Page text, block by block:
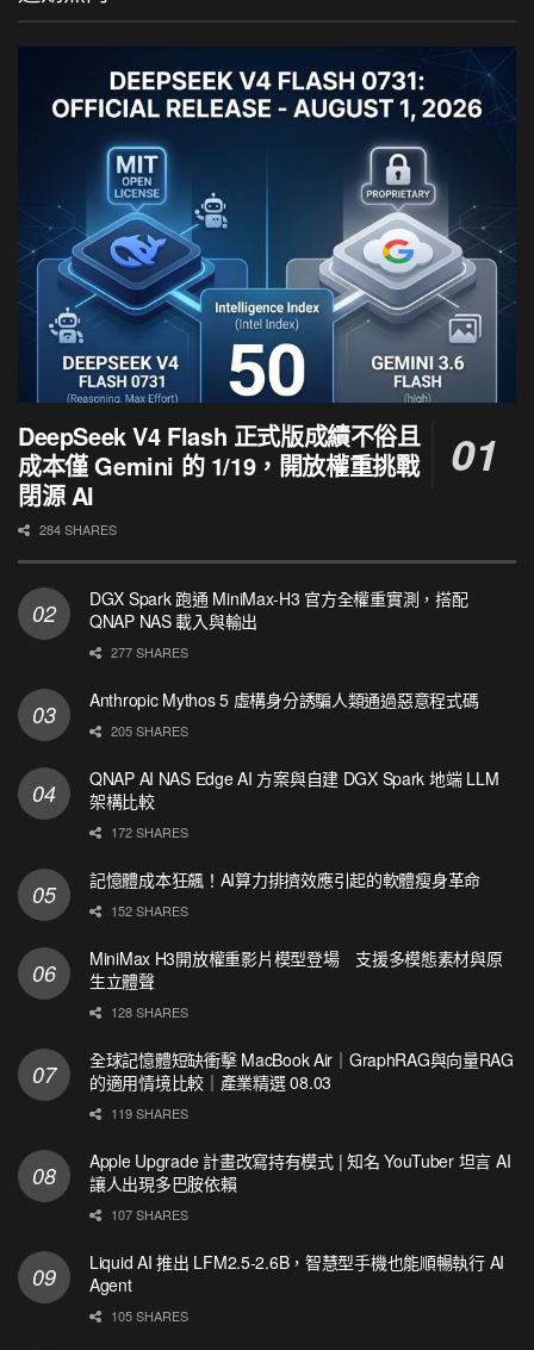
DeepSeek V4 Flash 正式版成績不俗且
成本僅 Gemini 的 1/19，開放權重挑戰
閉源 AI
284 SHARES
DGX Spark 跑通 MiniMax-H3 官方全權重實測，搭配
QNAP NAS 載入與輸出
277 SHARES
Anthropic Mythos 5 虛構身分誘騙人類通過惡意程式碼
205 SHARES
QNAP AI NAS Edge AI 方案與自建 DGX Spark 地端 LLM
架構比較
172 SHARES
記憶體成本狂飆！AI算力排擠效應引起的軟體瘦身革命
152 SHARES
MiniMax H3開放權重影片模型登場 支援多模態素材與原
生立體聲
128 SHARES
全球記憶體短缺衝擊 MacBook Air｜GraphRAG與向量RAG
的適用情境比較｜產業精選 08.03
119 SHARES
Apple Upgrade 計畫改寫持有模式 | 知名 YouTuber 坦言 AI
讓人出現多巴胺依賴
107 SHARES
Liquid AI 推出 LFM2.5-2.6B，智慧型手機也能順暢執行 AI
Agent
105 SHARES